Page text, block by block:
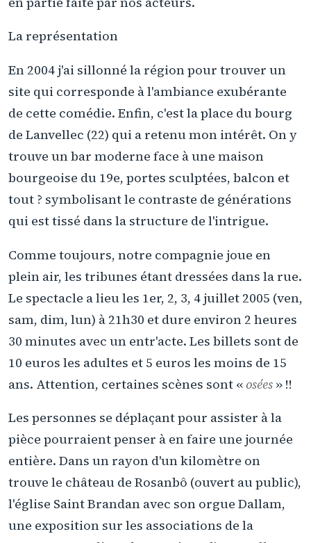
La représentation
En 2004 j'ai sillonné la région pour trouver un
site qui corresponde à l'ambiance exubérante
de cette comédie. Enfin, c'est la place du bourg
de Lanvellec (22) qui a retenu mon intérêt. On y
trouve un bar moderne face à une maison
bourgeoise du 19e, portes sculptées, balcon et
tout ? symbolisant le contraste de générations
qui est tissé dans la structure de l'intrigue.
Comme toujours, notre compagnie joue en
plein air, les tribunes étant dressées dans la rue.
Le spectacle a lieu les 1er, 2, 3, 4 juillet 2005 (ven,
sam, dim, lun) à 21h30 et dure environ 2 heures
30 minutes avec un entr'acte. Les billets sont de
10 euros les adultes et 5 euros les moins de 15
ans. Attention, certaines scènes sont « osées » !!
Les personnes se déplaçant pour assister à la
pièce pourraient penser à en faire une journée
entière. Dans un rayon d'un kilomètre on
trouve le château de Rosanbô (ouvert au public),
l'église Saint Brandan avec son orgue Dallam,
une exposition sur les associations de la